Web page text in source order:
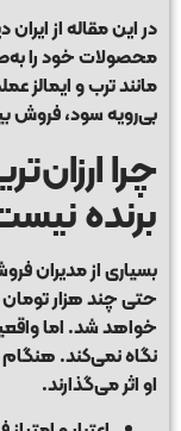
در این مقاله ازایران
محصولات خود را
مانند ترب و ایمالز
بی‌رویه سود، فروش
چرا
برنده
بسیاری از مدیران
حتی چند هزار تومان
خواهد شد. اما
نگاه نمی‌کند.
او اثر می‌گذارند.